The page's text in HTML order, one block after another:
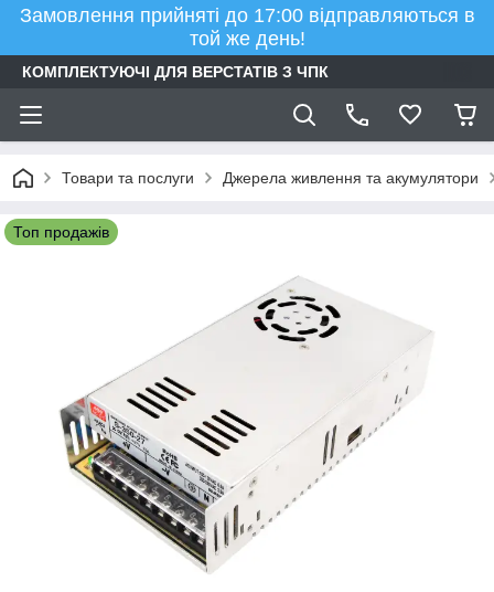
Замовлення прийняті до 17:00 відправляються в
той же день!
КОМПЛЕКТУЮЧІ ДЛЯ ВЕРСТАТІВ З ЧПК
Товари та послуги Джерела живлення та акумулятори
Топ продажів